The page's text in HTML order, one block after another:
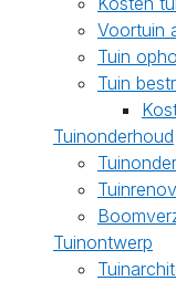
Voortuin
Tuin
Tuin
Tuinonderhoud
Tuinontwerp